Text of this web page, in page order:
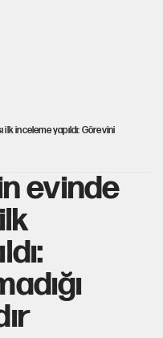
inceleme yapıldı: Görevini
evinde